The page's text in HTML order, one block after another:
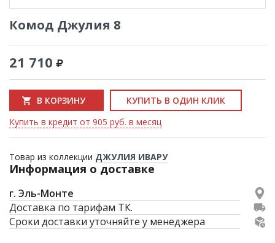
Комод Джулия 8
21 710
В КОРЗИНУ
КУПИТЬ В ОДИН КЛИК
Купить в кредит от 905 руб. в месяц
Товар из коллекции ДЖУЛИЯ ИВАРУ
Информация о доставке
г. Эль-Монте
Доставка по тарифам ТК.
Сроки доставки уточняйте у менеджера